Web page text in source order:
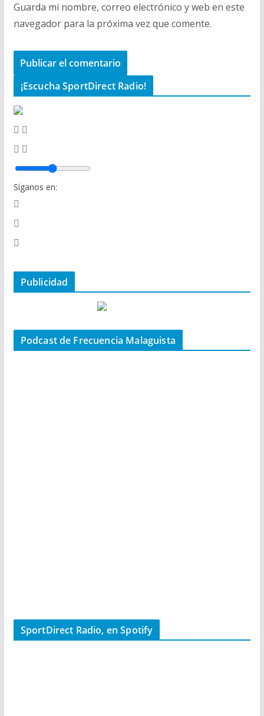
Guarda mi nombre, correo electrónico y web en este
navegador para la próxima vez que comente.
¡Escucha SportDirect Radio!
Síganos en:
Publicidad
Podcast de Frecuencia Malaguista
SportDirect Radio, en Spotify